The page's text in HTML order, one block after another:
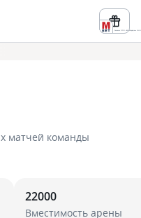
Реклама ООО «БК «Марафон» ИНН
матчей команды
22000
Вместимость арены